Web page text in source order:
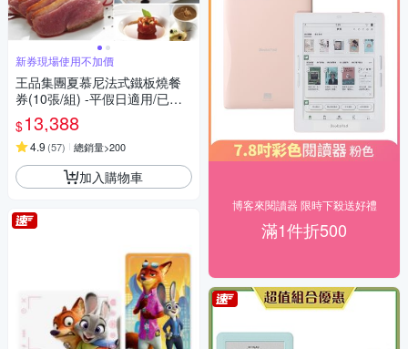
新券現場使用不加價
王品集團夏慕尼法式鐵板燒餐
券(10張/組) -平假日適用/已含
服務費(新券)
$13,388
4.9 (57) 總銷量>200
加入購物車
博客來閱讀器 限時下殺送好禮
滿1件折500